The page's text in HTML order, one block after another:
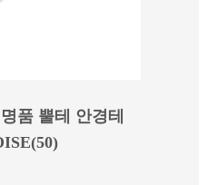
품 뿔테 안경테